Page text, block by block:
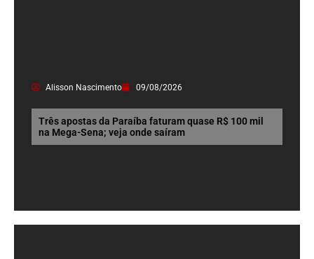
Alisson Nascimento 09/08/2026
Três apostas da Paraíba faturam quase R$ 100 mil
na Mega-Sena; veja onde saíram